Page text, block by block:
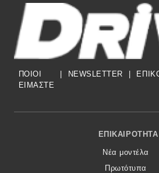
ΠΟΙΟΙ
ΕΙΜΑΣΤΕ
| NEWSLETTER |
Footer Menu
ΕΠΙΚΑΙΡΌΤΗΤΑ
Νέα μοντέλα
Πρωτότυπα